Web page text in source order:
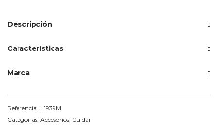
Descripción
Características
Marca
Referencia: H1939M
Categorías: Accesorios Cuidar